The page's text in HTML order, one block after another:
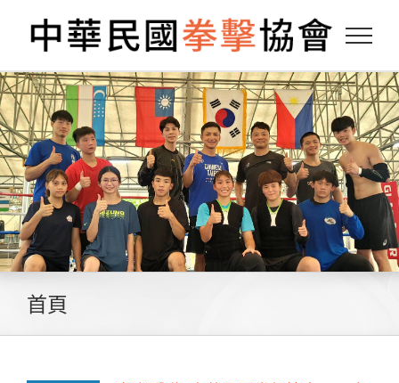
content
首頁